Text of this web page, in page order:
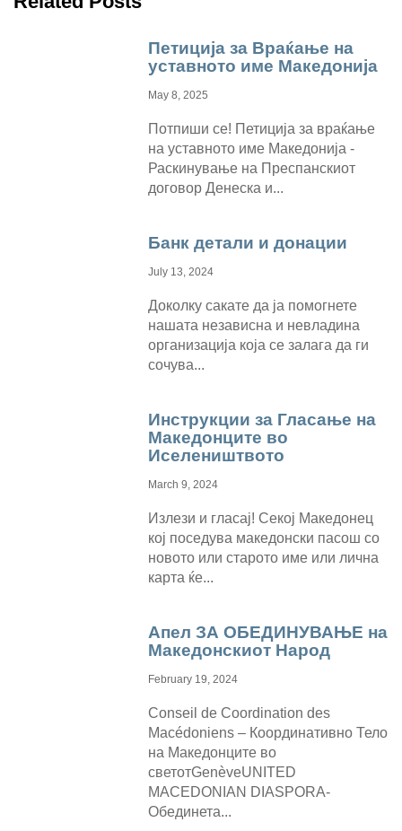
Петиција за Враќање на
уставното име Македонија
May 8, 2025
Потпиши се! Петиција за враќање
на уставното име Македонија -
Раскинување на Преспанскиот
договор Денеска и...
Банк детали и донации
July 13, 2024
Доколку сакате да ја помогнете
нашата независна и невладина
организација која се залага да ги
сочува...
Инструкции за Гласање на
Македонците во
Иселеништвото
March 9, 2024
Излези и гласај! Секој Македонец
кој поседува македонски пасош со
новото или старото име или лична
карта ќе...
Апел ЗА ОБЕДИНУВАЊЕ на
Македонскиот Народ
February 19, 2024
Conseil de Coordination des
Macédoniens – Координативно Тело
на Македонците во
светотGenèveUNITED
MACEDONIAN DIASPORA-
Обединета...